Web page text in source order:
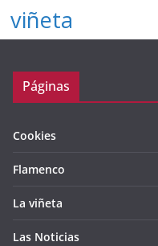
viñeta
Páginas
Cookies
Flamenco
La viñeta
Las Noticias